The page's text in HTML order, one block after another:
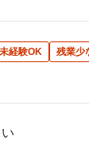
未経験OK 残業少